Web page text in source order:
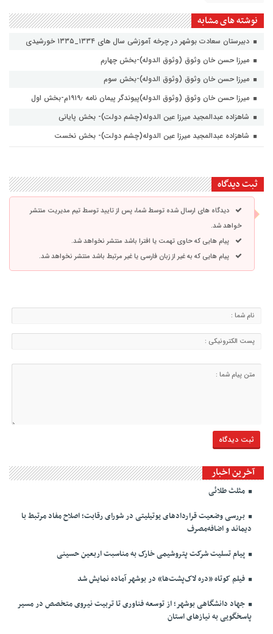
نوشته های مشابه
دبیرستان سعادت بوشهر در چرخه آموزشی سال های ۱۳۳۴_۱۳۳۵ خورشیدی
میرزا حسن خان وثوق (وثوق الدوله)-بخش چهارم
میرزا حسن خان وثوق (وثوق الدوله)-بخش سوم
میرزا حسن خان وثوق (وثوق الدوله)پیوندگر پیمان نامه ۱۹۱۹٫م-بخش اول
شاهزاده عبدالمجید میرزا عین الدوله(چشم دولت)- بخش پایانی
شاهزاده عبدالمجید میرزا عین الدوله(چشم دولت)- بخش نخست
ثبت دیدگاه
دیدگاه های ارسال شده توسط شما، پس از تایید توسط تیم مدیریت منتشر
خواهد شد.
پیام هایی که حاوی تهمت یا افترا باشد منتشر نخواهد شد.
پیام هایی که به غیر از زبان فارسی یا غیر مرتبط باشد منتشر نخواهد شد.
آخرین اخبار
مثلث طلائی
بررسی وضعیت قراردادهای یوتیلیتی در شورای رقابت؛ اصلاح مفاد مرتبط با
دیماند و اضافه‌مصرف
پیام تسلیت شرکت پتروشیمی خارک به مناسبت اربعین حسینی
فیلم کوتاه «دره لاک‌پشت‌ها» در بوشهر آماده نمایش شد
جهاد دانشگاهی بوشهر؛ از توسعه فناوری تا تربیت نیروی متخصص در مسیر
پاسخگویی به نیازهای استان